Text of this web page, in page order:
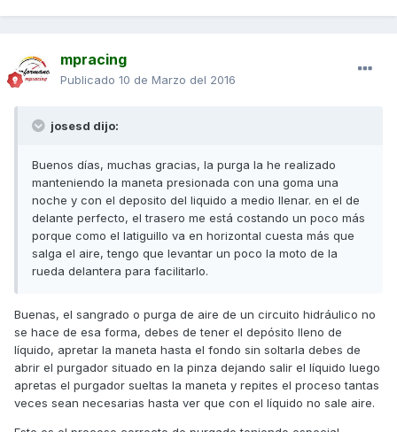
mpracing
Publicado 10 de Marzo del 2016
josesd dijo:
Buenos días, muchas gracias, la purga la he realizado
manteniendo la maneta presionada con una goma una
noche y con el deposito del liquido a medio llenar. en el de
delante perfecto, el trasero me está costando un poco más
porque como el latiguillo va en horizontal cuesta más que
salga el aire, tengo que levantar un poco la moto de la
rueda delantera para facilitarlo.
Buenas, el sangrado o purga de aire de un circuito hidráulico no
se hace de esa forma, debes de tener el depósito lleno de
líquido, apretar la maneta hasta el fondo sin soltarla debes de
abrir el purgador situado en la pinza dejando salir el líquido luego
apretas el purgador sueltas la maneta y repites el proceso tantas
veces sean necesarias hasta ver que con el líquido no sale aire.